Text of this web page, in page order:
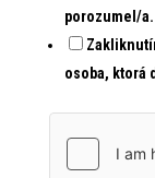
porozumel/a.
osoba, ktorá